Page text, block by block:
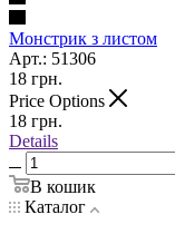
Монстрик з листом
Арт.: 51306
18 грн.
Price Options
18 грн.
Details
В кошик
Каталог